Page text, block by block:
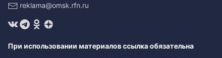
reklama@omsk.rfn.ru
При использовании материалов ссылка обязательна